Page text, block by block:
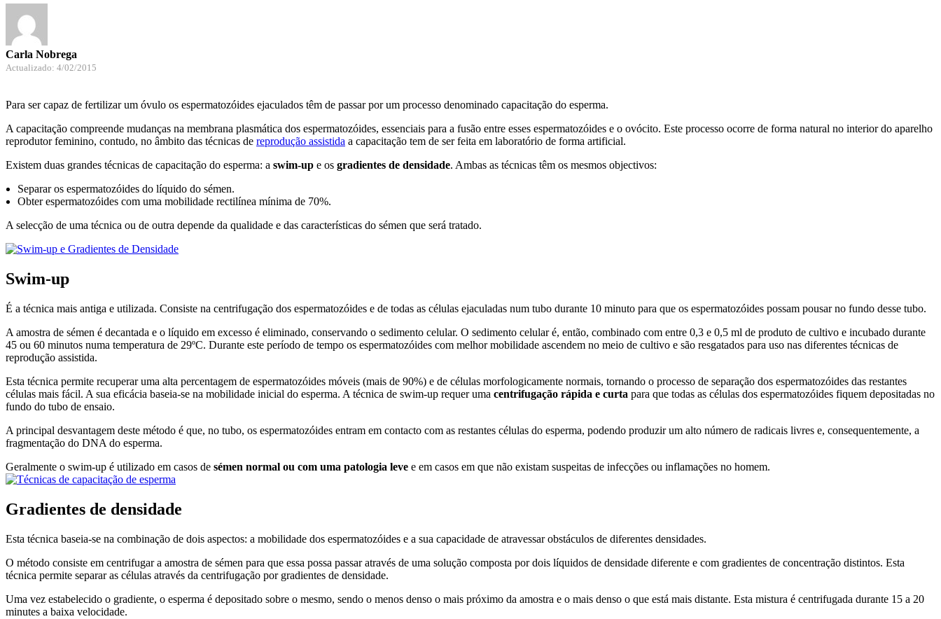
Carla Nobrega
Actualizado: 4/02/2015
Para ser capaz de fertilizar um óvulo os espermatozóides ejaculados têm de passar por um processo denominado capacitação do esperma.
A capacitação compreende mudanças na membrana plasmática dos espermatozóides, essenciais para a fusão entre esses espermatozóides e o ovócito. Este processo ocorre de forma natural no interior do aparelho
reprodutor feminino, contudo, no âmbito das técnicas de reprodução assistida a capacitação tem de ser feita em laboratório de forma artificial.
Existem duas grandes técnicas de capacitação do esperma: a swim-up e os gradientes de densidade. Ambas as técnicas têm os mesmos objectivos:
Separar os espermatozóides do líquido do sémen.
Obter espermatozóides com uma mobilidade rectilínea mínima de 70%.
A selecção de uma técnica ou de outra depende da qualidade e das características do sémen que será tratado.
Swim-up
É a técnica mais antiga e utilizada. Consiste na centrifugação dos espermatozóides e de todas as células ejaculadas num tubo durante 10 minuto para que os espermatozóides possam pousar no fundo desse tubo.
A amostra de sémen é decantada e o líquido em excesso é eliminado, conservando o sedimento celular. O sedimento celular é, então, combinado com entre 0,3 e 0,5 ml de produto de cultivo e incubado durante
45 ou 60 minutos numa temperatura de 29ºC. Durante este período de tempo os espermatozóides com melhor mobilidade ascendem no meio de cultivo e são resgatados para uso nas diferentes técnicas de
reprodução assistida.
Esta técnica permite recuperar uma alta percentagem de espermatozóides móveis (mais de 90%) e de células morfologicamente normais, tornando o processo de separação dos espermatozóides das restantes
células mais fácil. A sua eficácia baseia-se na mobilidade inicial do esperma. A técnica de swim-up requer uma centrifugação rápida e curta para que todas as células dos espermatozóides fiquem depositadas no
fundo do tubo de ensaio.
A principal desvantagem deste método é que, no tubo, os espermatozóides entram em contacto com as restantes células do esperma, podendo produzir um alto número de radicais livres e, consequentemente, a
fragmentação do DNA do esperma.
Geralmente o swim-up é utilizado em casos de sémen normal ou com uma patologia leve e em casos em que não existam suspeitas de infecções ou inflamações no homem.
Gradientes de densidade
Esta técnica baseia-se na combinação de dois aspectos: a mobilidade dos espermatozóides e a sua capacidade de atravessar obstáculos de diferentes densidades.
O método consiste em centrifugar a amostra de sémen para que essa possa passar através de uma solução composta por dois líquidos de densidade diferente e com gradientes de concentração distintos. Esta
técnica permite separar as células através da centrifugação por gradientes de densidade.
Uma vez estabelecido o gradiente, o esperma é depositado sobre o mesmo, sendo o menos denso o mais próximo da amostra e o mais denso o que está mais distante. Esta mistura é centrifugada durante 15 a 20
minutes a baixa velocidade.